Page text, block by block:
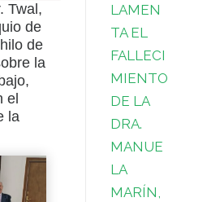
Twal,
de
de
la
el
la
LAMEN
TA EL
FALLECI
MIENTO
DE LA
DRA.
MANUE
LA
MARÍN,